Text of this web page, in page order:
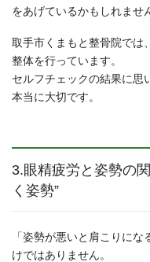
をあげているかもしれませ
取手市くまもと整骨院では
整体を行っています。
セルフチェックの結果に思
本当に大切です。
3.眼精疲労と姿勢の
く姿勢”
「姿勢が悪いと肩こりに
けではありません。